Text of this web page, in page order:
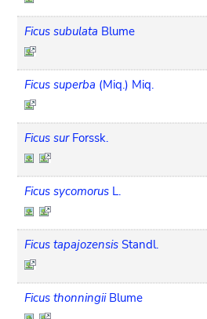
Ficus subulata Blume
Ficus superba (Miq.) Miq.
Ficus sur Forssk.
Ficus sycomorus L.
Ficus tapajozensis Standl.
Ficus thonningii Blume